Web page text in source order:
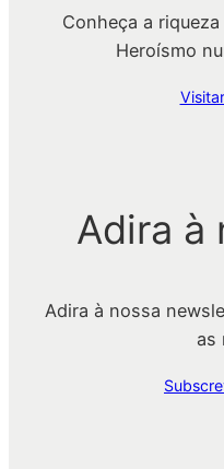
Conheça a
Heroísmo
Adira à
Adira à nossa
as